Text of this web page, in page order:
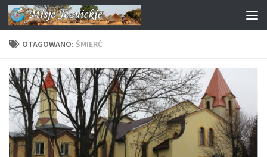
Przejdź do treści
OTAGOWANO: ŚMIERĆ